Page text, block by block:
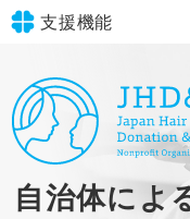
支援機能
文字サイズ 標準
in simple
自治体によ